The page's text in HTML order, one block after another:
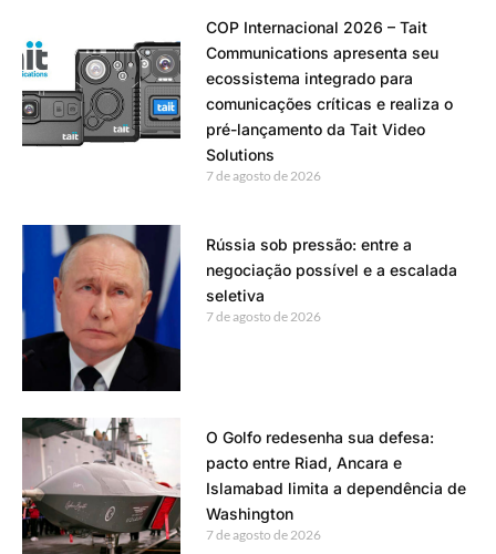
COP Internacional 2026 – Tait
Communications apresenta seu
ecossistema integrado para
comunicações críticas e realiza o
pré-lançamento da Tait Video
Solutions
7 de agosto de 2026
Rússia sob pressão: entre a
negociação possível e a escalada
seletiva
7 de agosto de 2026
O Golfo redesenha sua defesa:
pacto entre Riad, Ancara e
Islamabad limita a dependência de
Washington
7 de agosto de 2026